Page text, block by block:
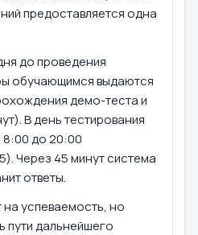
предоставляется одна
до проведения
обучающимся выдаются
демо-теста и
В день тестирования
8:00 до 20:00
Через 45 минут система
ответы.
на успеваемость, но
пути дальнейшего